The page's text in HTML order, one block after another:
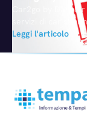
Car2go by
servizi di car
cresciuti del 43%
clienti) e ogni 1,4
servizio nelle
Leggi l'articolo